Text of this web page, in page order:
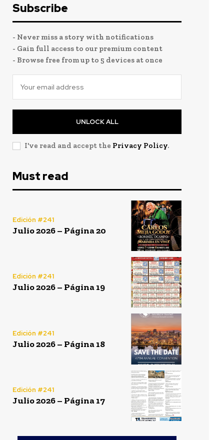
Subscribe
- Never miss a story with notifications
- Gain full access to our premium content
- Browse free from up to 5 devices at once
UNLOCK ALL
I've read and accept the Privacy Policy.
Must read
Edición #241
Julio 2026 – Página 20
Edición #241
Julio 2026 – Página 19
Edición #241
Julio 2026 – Página 18
Edición #241
Julio 2026 – Página 17